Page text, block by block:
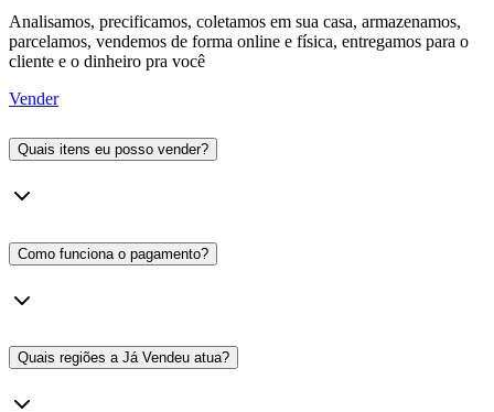
Analisamos, precificamos, coletamos em sua casa, armazenamos,
parcelamos, vendemos de forma online e física, entregamos para o
cliente e o dinheiro pra você
Vender
Quais itens eu posso vender?
Como funciona o pagamento?
Quais regiões a Já Vendeu atua?